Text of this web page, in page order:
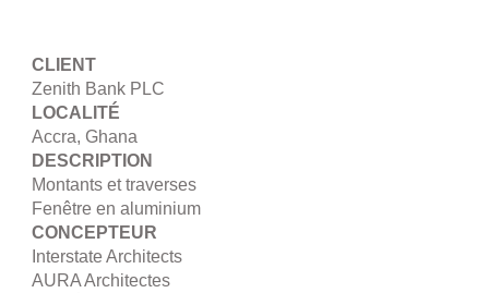
CLIENT
Zenith Bank PLC
LOCALITÉ
Accra, Ghana
DESCRIPTION
Montants et traverses
Fenêtre en aluminium
CONCEPTEUR
Interstate Architects
AURA Architectes